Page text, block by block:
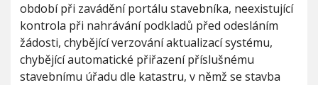
období při zavádění portálu stavebníka, neexistující
kontrola při nahrávání podkladů před odesláním
žádosti, chybějící verzování aktualizací systému,
chybějící automatické přiřazení příslušnému
stavebnímu úřadu dle katastru, v němž se stavba